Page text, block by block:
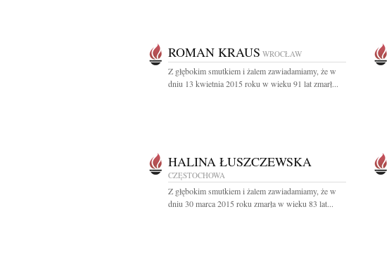
ROMAN KRAUS WROCŁAW
Z głębokim smutkiem i żalem zawiadamiamy, że w
dniu 13 kwietnia 2015 roku w wieku 91 lat zmarł...
HALINA ŁUSZCZEWSKA
CZĘSTOCHOWA
Z głębokim smutkiem i żalem zawiadamiamy, że w
dniu 30 marca 2015 roku zmarła w wieku 83 lat...